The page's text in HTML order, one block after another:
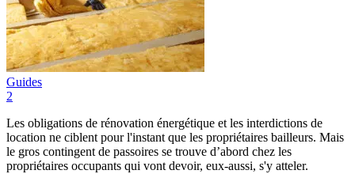
Guides
2
Les obligations de rénovation énergétique et les interdictions de
location ne ciblent pour l'instant que les propriétaires bailleurs. Mais
le gros contingent de passoires se trouve d’abord chez les
propriétaires occupants qui vont devoir, eux-aussi, s'y atteler.